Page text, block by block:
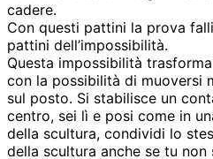
cadere.
Con questi pattini la prova
pattini dell’impossibilità.
Questa impossibilità
con la possibilità di muoversi
sul posto. Si stabilisce un
centro, sei lì e posi come in
della scultura, condividi lo
della scultura anche se tu non